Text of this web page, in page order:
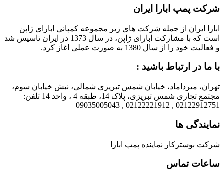
شرکت پمپ ابارا ایران
ابارا ایران از جمله شرکت های زیر مجموعه کمپانی ابارای ژاپن
است که با مشارکت ابارای ژاپن، در سال 1373 در ایران تاسیس شد
و فعالیت خود را از سال 1380 به صورت عملی اغاز کرد.
با ما در ارتباط باشید :
تهران، میرداماد، خیابان شمس تبریزی شمالی، نبش خیابان سوم،
مجتمع تجاری شمس تبریزی، پلاک 14، طبقه 4 ، واحد 14 تلفن:
02122912751 , 02122221912 , 09035005043
نمایندگی ها
شرکت بوسترکار نماینده پمپ ابارا
ساعات تماس